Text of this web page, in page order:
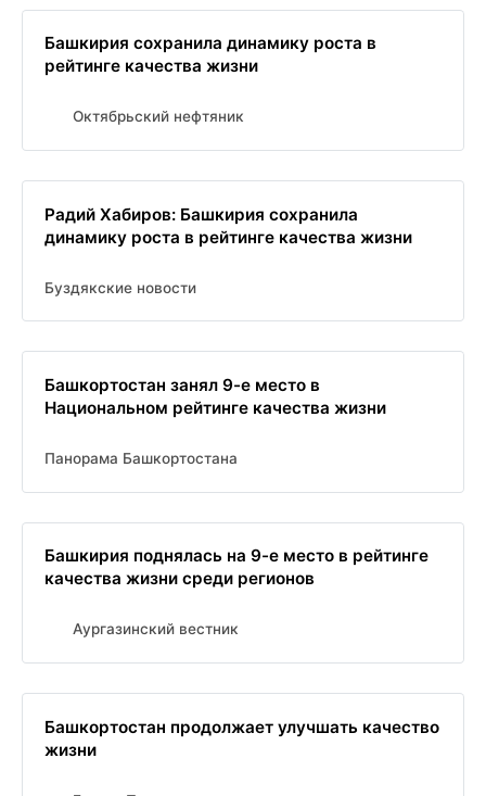
Башкирия сохранила динамику роста в
рейтинге качества жизни
Октябрьский нефтяник
Радий Хабиров: Башкирия сохранила
динамику роста в рейтинге качества жизни
Буздякские новости
Башкортостан занял 9-е место в
Национальном рейтинге качества жизни
Панорама Башкортостана
Башкирия поднялась на 9-е место в рейтинге
качества жизни среди регионов
Аургазинский вестник
Башкортостан продолжает улучшать качество
жизни